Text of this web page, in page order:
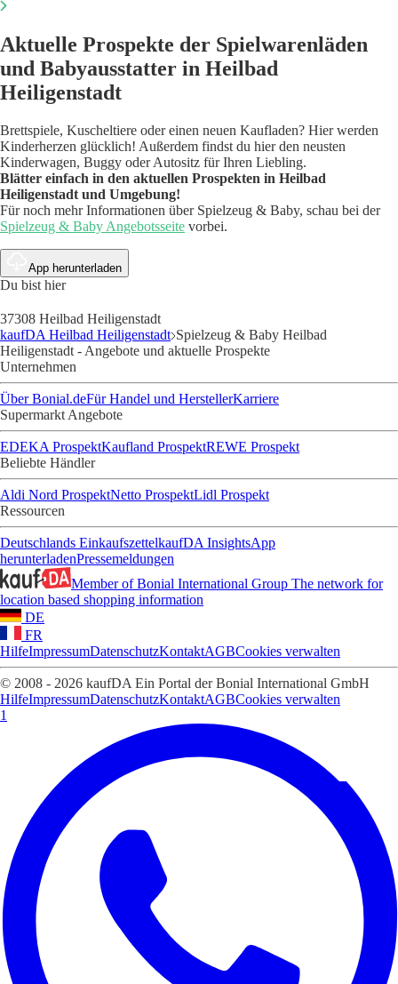
Aktuelle Prospekte der Spielwarenläden
und Babyausstatter in Heilbad
Heiligenstadt
Brettspiele, Kuscheltiere oder einen neuen Kaufladen? Hier werden
Kinderherzen glücklich! Außerdem findst du hier den neusten
Kinderwagen, Buggy oder Autositz für Ihren Liebling.
Blätter einfach in den aktuellen Prospekten in Heilbad
Heiligenstadt und Umgebung!
Für noch mehr Informationen über Spielzeug & Baby, schau bei der
Spielzeug & Baby Angebotsseite vorbei.
App herunterladen
Du bist hier
37308 Heilbad Heiligenstadt
kaufDA Heilbad Heiligenstadt Spielzeug & Baby Heilbad
Heiligenstadt - Angebote und aktuelle Prospekte
Unternehmen
Über Bonial.deFür Handel und HerstellerKarriere
Supermarkt Angebote
EDEKA ProspektKaufland ProspektREWE Prospekt
Beliebte Händler
Aldi Nord ProspektNetto ProspektLidl Prospekt
Ressourcen
Deutschlands EinkaufszettelkaufDA InsightsApp
herunterladenPressemeldungen
Member of Bonial International Group The network for
location based shopping information
DE
FR
HilfeImpressumDatenschutzKontaktAGBCookies verwalten
© 2008 - 2026 kaufDA Ein Portal der Bonial International GmbH
HilfeImpressumDatenschutzKontaktAGBCookies verwalten
1